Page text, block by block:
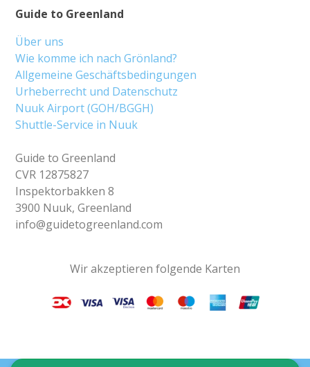
Guide to Greenland
Über uns
Wie komme ich nach Grönland?
Allgemeine Geschäftsbedingungen
Urheberrecht und Datenschutz
Nuuk Airport (GOH/BGGH)
Shuttle-Service in Nuuk
Guide to Greenland
CVR 12875827
Inspektorbakken 8
3900 Nuuk, Greenland
info@guidetogreenland.com
Wir akzeptieren folgende Karten